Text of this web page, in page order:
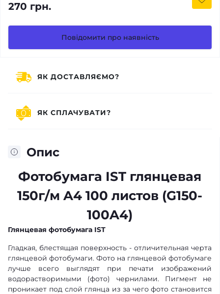
270 грн.
Повідомити про наявність
Опис
Фотобумага IST глянцевая
150г/м A4 100 листов (G150-
100A4)
Глянцевая фотобумага IST
Гладкая, блестящая поверхность - отличительная черта
глянцевой фотобумаги. Фото на глянцевой фотобумаге
лучше всего выглядят при печати изображений
водорастворимыми (фото) чернилами. Пигмент не
проникает под слой глянца из за чего фото становится
ЯК ДОСТАВЛЯЄМО?
ЯК СПЛАЧУВАТИ?